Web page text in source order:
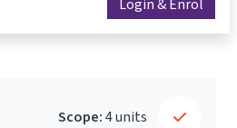
Login & Enrol
Scope:4 units